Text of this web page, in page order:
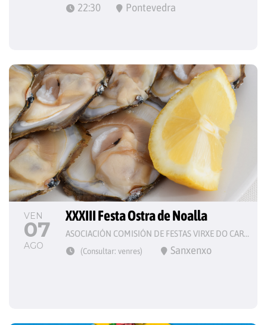
22:30 Pontevedra
VEN
07
AGO
XXXIII Festa Ostra de Noalla
ASOCIACIÓN COMISIÓN DE FESTAS VIRXE DO CARME
(Consultar: venres) Sanxenxo